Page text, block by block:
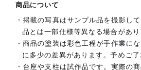
商品について
掲載の写真はサンプル品を撮影し
品とは一部仕様等異なる場合があり
商品の塗装は彩色工程が手作業に
に多少の差異があります。予めご了
台座や支柱は試作品です。実際の